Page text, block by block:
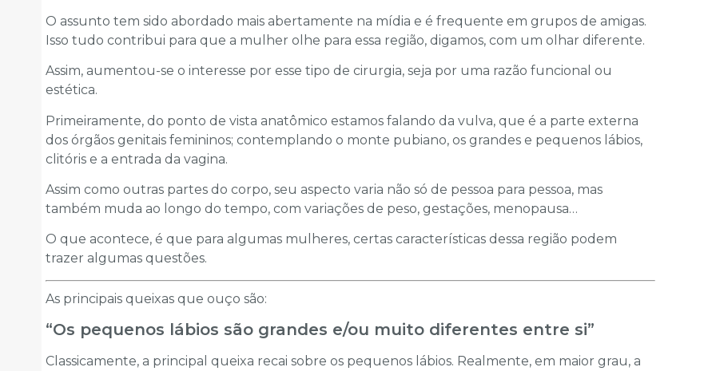
O assunto tem sido abordado mais abertamente na mídia e é frequente em grupos de amigas.
Isso tudo contribui para que a mulher olhe para essa região, digamos, com um olhar diferente.
Assim, aumentou-se o interesse por esse tipo de cirurgia, seja por uma razão funcional ou
estética.
Primeiramente, do ponto de vista anatômico estamos falando da vulva, que é a parte externa
dos órgãos genitais femininos; contemplando o monte pubiano, os grandes e pequenos lábios,
clitóris e a entrada da vagina.
Assim como outras partes do corpo, seu aspecto varia não só de pessoa para pessoa, mas
também muda ao longo do tempo, com variações de peso, gestações, menopausa…
O que acontece, é que para algumas mulheres, certas características dessa região podem
trazer algumas questões.
As principais queixas que ouço são:
“Os pequenos lábios são grandes e/ou muito diferentes entre si”
Classicamente, a principal queixa recai sobre os pequenos lábios. Realmente, em maior grau, a